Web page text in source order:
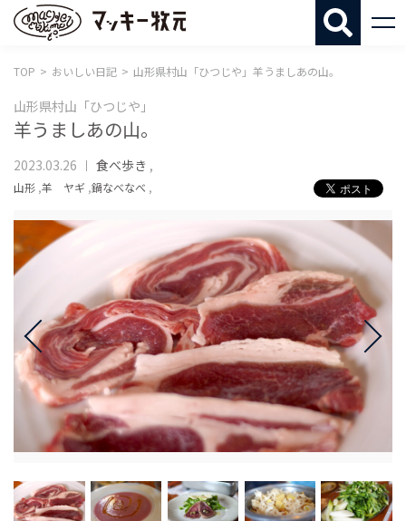
TOP おいしい日記 山形県村山「ひつじや」羊うましあの山。
山形県村山「ひつじや」
羊うましあの山。
2023.03.26 食べ歩き ,
山形 ,羊 ヤギ ,鍋なべなべ ,